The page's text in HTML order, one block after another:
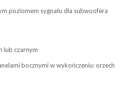
poziomem sygnału dla subwoofera
lub czarnym
bocznymi w wykończeniu: orzech